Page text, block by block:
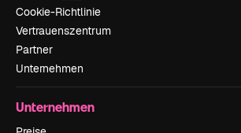
Cookie-Richtlinie
Vertrauenszentrum
Partner
Unternehmen
Unternehmen